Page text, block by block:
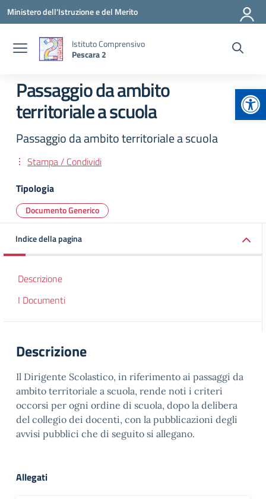
Vai ai contenuti
Vai al menu di navigazione
Vai al footer
Ministero dell'Istruzione e del Merito
Istituto Comprensivo
Pescara 2
Passaggio da ambito
territoriale a scuola
Passaggio da ambito territoriale a scuola
Stampa / Condividi
Tipologia
Documento Generico
Indice della pagina
Descrizione
I Documenti
Descrizione
Il Dirigente Scolastico, in riferimento ai passaggi da
ambito territoriale a scuola, rende noti i criteri
occorsi per ogni ordine di scuola, dopo la delibera
del collegio dei docenti, con la pubblicazioni degli
avvisi pubblici che di seguito si allegano.
Allegati